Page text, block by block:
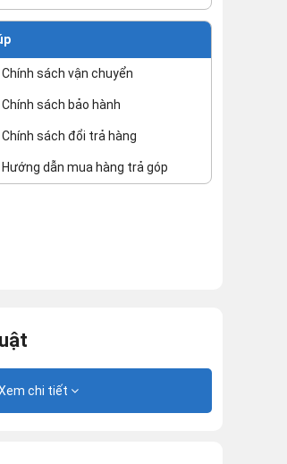
Chính sách vận chuyển
Chính sách bảo hành
Chính sách đổi trả hàng
Hướng dẫn mua hàng trả góp
chi tiết